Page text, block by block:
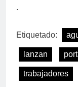
.
Etiquetado:
lanzan
trabajadores